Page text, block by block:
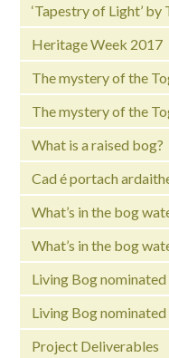
‘Tapestry of Light’
Heritage Week 2017
The mystery of the
The mystery of the
What is a raised bog?
Cad é portach
What’s in the bog
What’s in the bog
Living Bog
Living Bog
Project Deliverables